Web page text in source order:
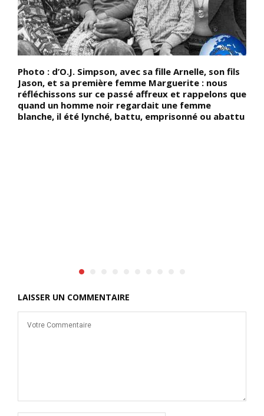
Photo : d’O.J. Simpson, avec sa fille Arnelle, son fils
Jason, et sa première femme Marguerite : nous
réfléchissons sur ce passé affreux et rappelons que
quand un homme noir regardait une femme
blanche, il été lynché, battu, emprisonné ou abattu
LAISSER UN COMMENTAIRE